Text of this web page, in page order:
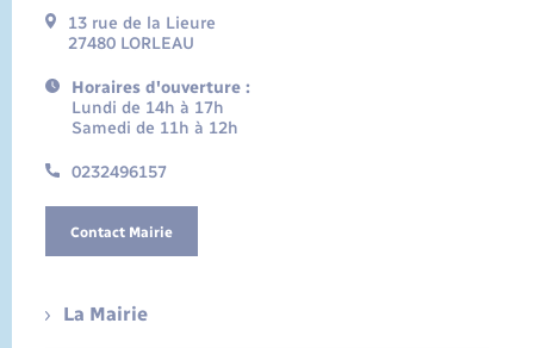
13 rue de la Lieure
27480 LORLEAU
Horaires d'ouverture :
Lundi de 14h à 17h
Samedi de 11h à 12h
0232496157
Contact Mairie
La Mairie